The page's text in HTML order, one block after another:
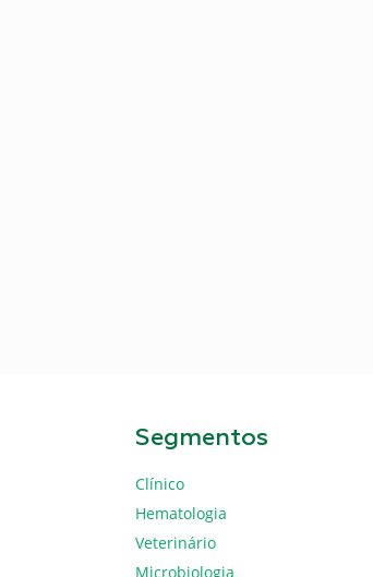
Segmentos
Clínico
Hematologia
Veterinário
Microbiologia